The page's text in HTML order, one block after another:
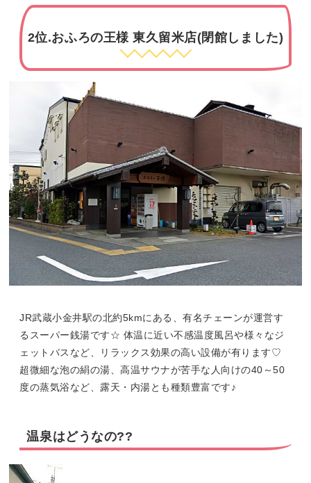
2位.おふろの王様 東久留米店(閉館しました)
JR武蔵小金井駅の北約5kmにある、有名チェーンが運営す
るスーパー銭湯です☆ 体温に近い不感温度風呂や様々なジ
ェットバスなど、リラックス効果の高い設備が有ります♡
超微細な泡の絹の湯、高温サウナが苦手な人向けの40～50
度の蒸気浴など、露天・内湯とも種類豊富です♪
温泉はどうなの??